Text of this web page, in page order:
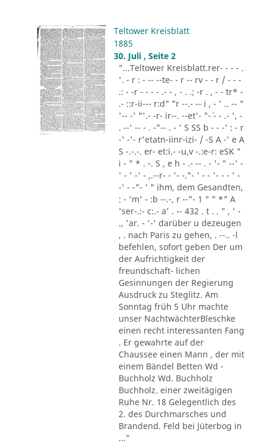
Teltower Kreisblatt
1885
30. Juli , Seite 2
"...Teltower Kreisblatt.rer- - - - .
'. - r : - -- --te- - r -- rv - - r / - - -
.: - -r - - - - .- - , - . .; -r . , - - tr* -
.- ::r-ii--- r:d" "r --.- -- i , - ' .. -- "
'-- -' "'.- -r- ir--. --et'- "-´ - - .- ', -
. --' -- - . -"-- . - ' S SS b - - -' : - r
-' -'- r'etatn-iinr-izi- / -S A -' e A
S -.-.-. er- et:i.- -u,v -.:e-r: eSK "
i - " * . -. S , e h - .- -- . - '- " --' -
' - ' -' - ,.--r- - '- -."- ' - - '- - - ' -
-' - -"- ' " ihm, dem Gesandten,
: - 'm' - :b --.-, r --"- 1 " " *" A
'ser-.:- c:.- a' . -- 432 . t . . " , ' -
., 'ar. - '-' darüber u dezeugen
, . nach Paris zu gehen, . --.. -l
befehlen, sofort geben Der um
der Aufrichtigkeit der
freundschaft- lichen
Gesinnungen der Regierung
Ausdruck zu Steglitz. Am
Sonntag früh 5 Uhr machte
unser NachtwächterBleschke
einen recht interessanten Fang
. Er gewahrte auf der
Chaussee einen Mann , der mit
einem Bändel Betten Wd -
Buchholz Wd. Buchholz
Buchholz. einer zweitägigen
Ruhe Nr. 18 Gelegentlich des
2. des Durchmarsches und
Brandend. Feld bei Jüterbog in
..."